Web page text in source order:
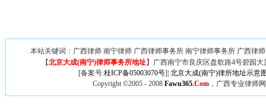
本站关键词：广西律师 南宁律师 广西律师事务所 南宁律师事务所 广西律
【北京大成(南宁)律师事务所地址】广西南宁市良庆区盘歌路4号碧园
[备案号:桂ICP备05003070号]| 北京大成(南宁)律所地址示意
Copyright ©2005 - 2008 Fawu365.Com，广西专业律师